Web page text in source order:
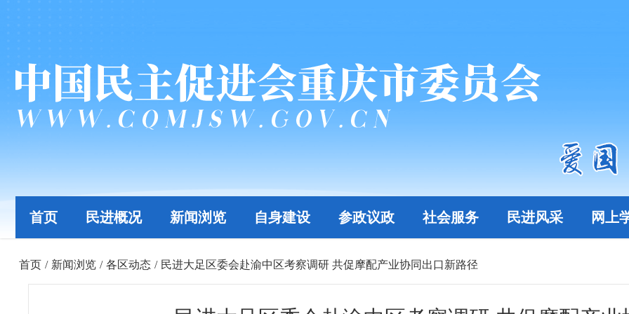
首页 民进概况 新闻浏览 自身建设 参政议政 社会服务 民进风采 网上
首页 / 新闻浏览 / 各区动态 / 民进大足区委会赴渝中区考察调研 共促摩配产业协同出口新路径